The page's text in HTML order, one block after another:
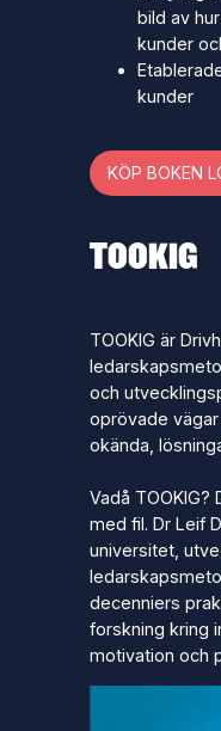
bild av
kunder
kunder
KÖP BOKEN
TOOKIG
TOOKIG är
och
oprövade
okända,
Vadå TOOKIG?
med fil. Dr Leif
universitet,
decenniers
forskning kring
motivation och